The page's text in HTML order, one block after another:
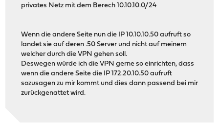
privates Netz mit dem Berech 10.10.10.0/24
Wenn die andere Seite nun die IP 10.10.10.50 aufruft so
landet sie auf deren .50 Server und nicht auf meinem
welcher durch die VPN gehen soll.
Deswegen würde ich die VPN gerne so einrichten, dass
wenn die andere Seite die IP 172.20.10.50 aufruft
sozusagen zu mir kommt und dies dann passend bei mir
zurückgenattet wird.